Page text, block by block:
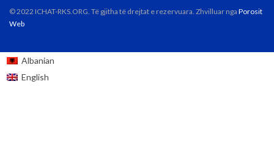
© 2022 ICHAT-RKS.ORG. Të gjitha të drejtat e rezervuara. Zhvilluar nga Porosit
Web
Albanian
English